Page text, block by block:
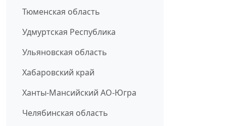
Тюменская область
Удмуртская Республика
Ульяновская область
Хабаровский край
Ханты-Мансийский АО-Югра
Челябинская область